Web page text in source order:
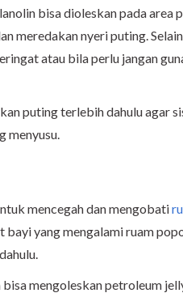
bisa dioleskan pada area
meredakan nyeri puting.
atau bila perlu jangan
puting terlebih dahulu agar
menyusu.
mencegah dan mengobati
yang mengalami ruam
mengoleskan petroleum